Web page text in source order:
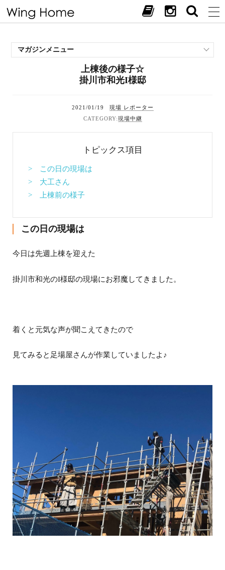
マガジンメニュー
上棟後の様子☆
掛川市和光I様邸
2021/01/19
現場 レポーター
現場中継
トピックス項目
> この日の現場は
> 大工さん
> 上棟前の様子
この日の現場は
今日は先週上棟を迎えた
掛川市和光のI様邸の現場にお邪魔してきました。
着くと元気な声が聞こえてきたので
見てみると足場屋さんが作業していましたよ♪